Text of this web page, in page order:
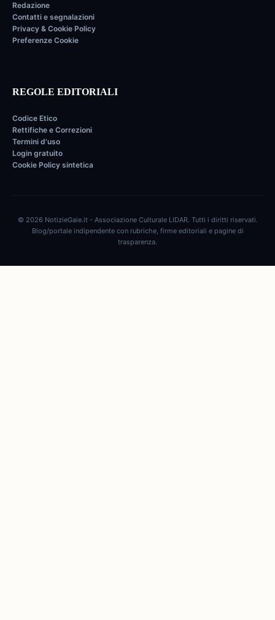
Redazione
Contatti e segnalazioni
Privacy & Cookie Policy
Preferenze Cookie
REGOLE EDITORIALI
Codice Etico
Rettifiche e Correzioni
Termini d'uso
Login gratuito
Cookie Policy sintetica
© 2026 NotizieGaie.it - Associazione Culturale LIDAR. Tutti i diritti riservati.
Blog/portale indipendente con rubriche, firme editoriali e pagine di
trasparenza.